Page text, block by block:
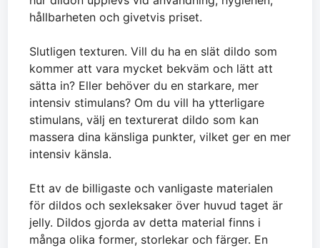
hållbarheten och givetvis priset.
Slutligen texturen. Vill du ha en slät dildo som
kommer att vara mycket bekväm och lätt att
sätta in? Eller behöver du en starkare, mer
intensiv stimulans? Om du vill ha ytterligare
stimulans, välj en texturerat dildo som kan
massera dina känsliga punkter, vilket ger en mer
intensiv känsla.
Ett av de billigaste och vanligaste materialen
för dildos och sexleksaker över huvud taget är
jelly. Dildos gjorda av detta material finns i
många olika former, storlekar och färger. En